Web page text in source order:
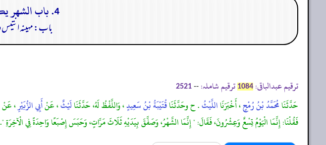
4. باب الشهر يكون تسعا وعشرين:
باب: مہینہ
ترقیم عبدالباقی: 1084 ترقیم شاملہ: --
2521
حَدَّثَنَامُحَمَّدُ بْنُ رُمْحٍ، أَخْبَرَنَااللَّيْثُ. ح وحَدَّثَنَاقُتَيْبَةُ بْنُ سَعِيدٍ، وَاللَّفْظُ لَهُ، حَدَّثَنَالَيْثٌ، عَنْأَبِي الزُّبَيْرِ، عَنْ
فَقُلْنَا: إِنَّمَا الْيَوْمُ تِسْعٌ وَعِشْرُونَ، فَقَالَ: " إِنَّمَا الشَّهْرُ، وَصَفَّقَ بِيَدَيْهِ ثَلَاثَ مَرَّاتٍ، وَحَبَسَ إِصْبَعًا وَاحِدَةً فِي الْآخِرَةِ ".